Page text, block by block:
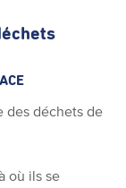
des déchets de
où ils se